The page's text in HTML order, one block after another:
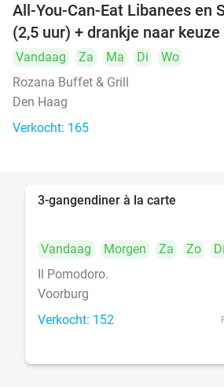
food
All-You-Can-Eat Libanees en
(2,5 uur) + drankje naar
Vandaag Za Ma Di
Wo
Rozana Buffet & Grill
Den Haag
Verkocht: 165
3-gangendiner à la carte
Vandaag Morgen Za Zo Di
Il Pomodoro.
Voorburg
Verkocht: 152